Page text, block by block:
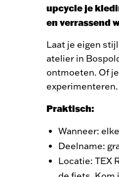
upcycle je
en verrassend
Laat je eigen
atelier in
ontmoeten. Of
experimenteren.
Praktisch:
Wanneer:
Deelname:
Locatie: TEX